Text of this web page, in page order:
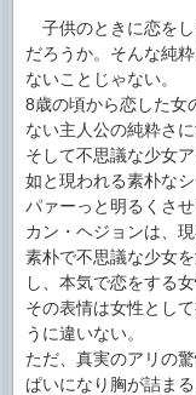
子供のときに恋を
だろうか。そんな純
ないことじゃない。
8歳の頃から恋した女
ない主人公の純粋さ
そして不思議な少女
如と現われる素朴な
パァーっと明るくさせ
カン・ヘジョンは、
素朴で不思議な少女
し、本気で恋をする
その表情は女性とし
うに違いない。
ただ、真実のアリの
ぱいになり胸が詰まる